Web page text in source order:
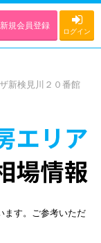
新規会員登録
ログイン
新検見川２０番館
ます。ご参考いただ